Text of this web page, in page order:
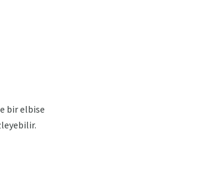
bir elbise